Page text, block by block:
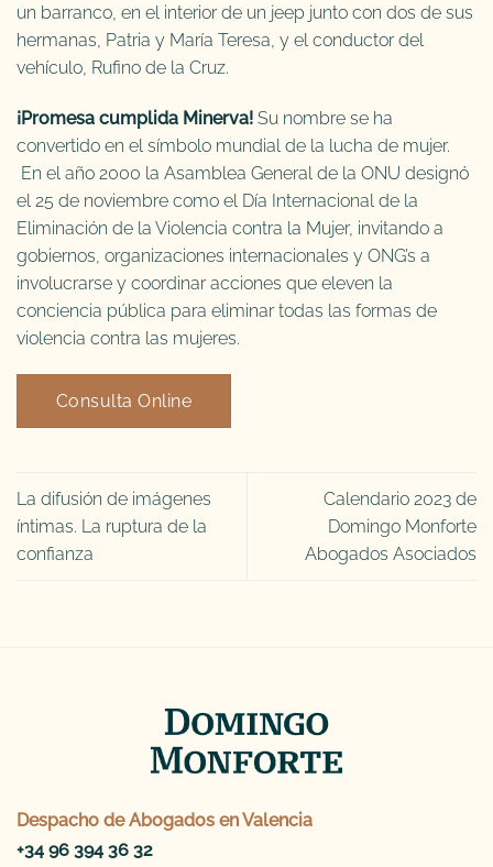
un barranco, en el interior de un jeep junto con dos de sus
hermanas, Patria y María Teresa, y el conductor del
vehículo, Rufino de la Cruz.
¡Promesa cumplida Minerva! Su nombre se ha
convertido en el símbolo mundial de la lucha de mujer.
En el año 2000 la Asamblea General de la ONU designó
el 25 de noviembre como el Día Internacional de la
Eliminación de la Violencia contra la Mujer, invitando a
gobiernos, organizaciones internacionales y ONG’s a
involucrarse y coordinar acciones que eleven la
conciencia pública para eliminar todas las formas de
violencia contra las mujeres.
Consulta Online
La difusión de imágenes
íntimas. La ruptura de la
confianza
Calendario 2023 de
Domingo Monforte
Abogados Asociados
Despacho de Abogados en Valencia
+34 96 394 36 32